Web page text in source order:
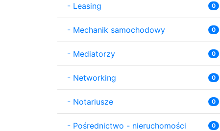
- Leasing 0
- Mechanik samochodowy 0
- Mediatorzy 0
- Networking 0
- Notariusze 0
- Pośrednictwo - nieruchomości 0